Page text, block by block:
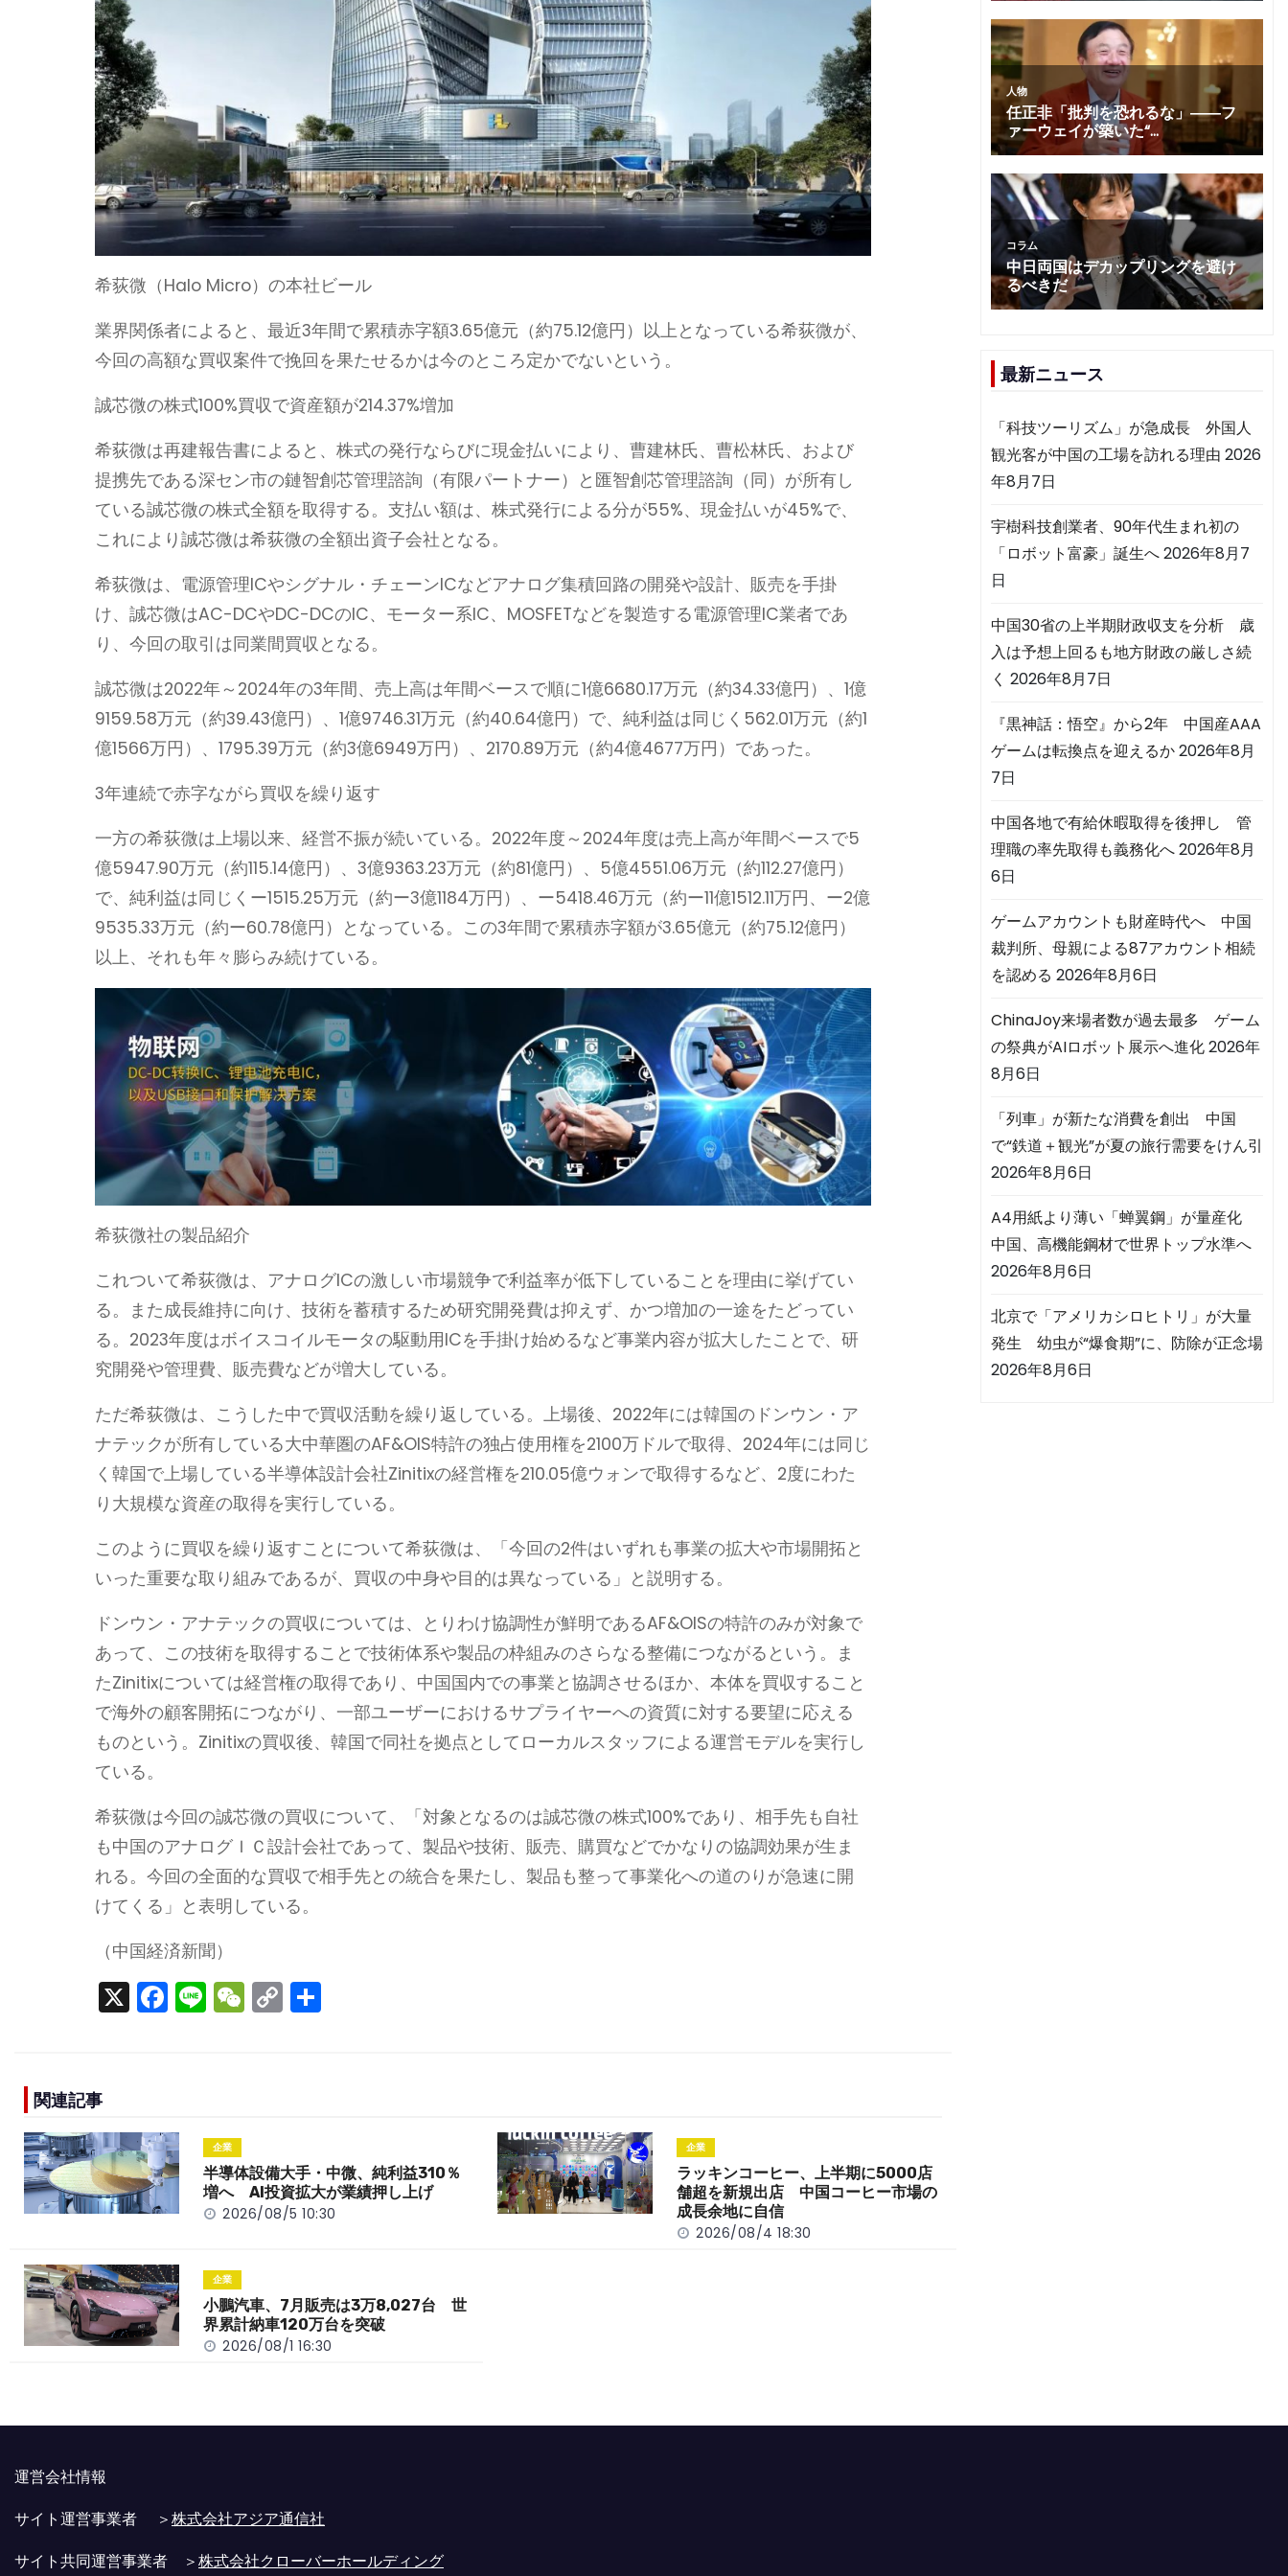
希荻微（Halo Micro）の本社ビール
業界関係者によると、最近3年間で累積赤字額3.65億元（約75.12億円）以上となっている希荻微が、
今回の高額な買収案件で挽回を果たせるかは今のところ定かでないという。
誠芯微の株式100%買収で資産額が214.37%増加
希荻微は再建報告書によると、株式の発行ならびに現金払いにより、曹建林氏、曹松林氏、および
提携先である深セン市の鏈智創芯管理諮詢（有限パートナー）と匯智創芯管理諮詢（同）が所有し
ている誠芯微の株式全額を取得する。支払い額は、株式発行による分が55%、現金払いが45%で、
これにより誠芯微は希荻微の全額出資子会社となる。
希荻微は、電源管理ICやシグナル・チェーンICなどアナログ集積回路の開発や設計、販売を手掛
け、誠芯微はAC-DCやDC-DCのIC、モーター系IC、MOSFETなどを製造する電源管理IC業者であ
り、今回の取引は同業間買収となる。
誠芯微は2022年～2024年の3年間、売上高は年間ベースで順に1億6680.17万元（約34.33億円）、1億
9159.58万元（約39.43億円）、1億9746.31万元（約40.64億円）で、純利益は同じく562.01万元（約1
億1566万円）、1795.39万元（約3億6949万円）、2170.89万元（約4億4677万円）であった。
3年連続で赤字ながら買収を繰り返す
一方の希荻微は上場以来、経営不振が続いている。2022年度～2024年度は売上高が年間ベースで5
億5947.90万元（約115.14億円）、3億9363.23万元（約81億円）、5億4551.06万元（約112.27億円）
で、純利益は同じくー1515.25万元（約ー3億1184万円）、ー5418.46万元（約ー11億1512.11万円、ー2億
9535.33万元（約ー60.78億円）となっている。この3年間で累積赤字額が3.65億元（約75.12億円）
以上、それも年々膨らみ続けている。
希荻微社の製品紹介
これついて希荻微は、アナログICの激しい市場競争で利益率が低下していることを理由に挙げてい
る。また成長維持に向け、技術を蓄積するため研究開発費は抑えず、かつ増加の一途をたどってい
る。2023年度はボイスコイルモータの駆動用ICを手掛け始めるなど事業内容が拡大したことで、研
究開発や管理費、販売費などが増大している。
ただ希荻微は、こうした中で買収活動を繰り返している。上場後、2022年には韓国のドンウン・ア
ナテックが所有している大中華圏のAF&OIS特許の独占使用権を2100万ドルで取得、2024年には同じ
く韓国で上場している半導体設計会社Zinitixの経営権を210.05億ウォンで取得するなど、2度にわた
り大規模な資産の取得を実行している。
このように買収を繰り返すことについて希荻微は、「今回の2件はいずれも事業の拡大や市場開拓と
いった重要な取り組みであるが、買収の中身や目的は異なっている」と説明する。
ドンウン・アナテックの買収については、とりわけ協調性が鮮明であるAF&OISの特許のみが対象で
あって、この技術を取得することで技術体系や製品の枠組みのさらなる整備につながるという。ま
たZinitixについては経営権の取得であり、中国国内での事業と協調させるほか、本体を買収すること
で海外の顧客開拓につながり、一部ユーザーにおけるサプライヤーへの資質に対する要望に応える
ものという。Zinitixの買収後、韓国で同社を拠点としてローカルスタッフによる運営モデルを実行し
ている。
希荻微は今回の誠芯微の買収について、「対象となるのは誠芯微の株式100%であり、相手先も自社
も中国のアナログＩＣ設計会社であって、製品や技術、販売、購買などでかなりの協調効果が生ま
れる。今回の全面的な買収で相手先との統合を果たし、製品も整って事業化への道のりが急速に開
けてくる」と表明している。
（中国経済新聞）
X F
a
o
o
k
Li
n
W
e
C
o
k
関連記事
企業
半導体設備大手・中微、純利益310％
増へ AI投資拡大が業績押し上げ
2026/08/5 10:30
企業
ラッキンコーヒー、上半期に5000店
舗超を新規出店 中国コーヒー市場の
成長余地に自信
2026/08/4 18:30
企業
小鵬汽車、7月販売は3万8,027台 世
界累計納車120万台を突破
2026/08/1 16:30
最新ニュース
「科技ツーリズム」が急成長 外国人
観光客が中国の工場を訪れる理由 2026
年8月7日
宇樹科技創業者、90年代生まれ初の
「ロボット富豪」誕生へ2026年8月7
日
中国30省の上半期財政収支を分析 歳
入は予想上回るも地方財政の厳しさ続
く 2026年8月7日
『黒神話：悟空』から2年 中国産AAA
ゲームは転換点を迎えるか2026年8月
7日
中国各地で有給休暇取得を後押し 管
理職の率先取得も義務化へ2026年8月
6日
ゲームアカウントも財産時代へ 中国
裁判所、母親による87アカウント相続
を認める 2026年8月6日
ChinaJoy来場者数が過去最多 ゲーム
の祭典がAIロボット展示へ進化2026年
8月6日
「列車」が新たな消費を創出 中国
で“鉄道＋観光”が夏の旅行需要をけん引
2026年8月6日
A4用紙より薄い「蝉翼鋼」が量産化
中国、高機能鋼材で世界トップ水準へ
2026年8月6日
北京で「アメリカシロヒトリ」が大量
発生 幼虫が“爆食期”に、防除が正念場
2026年8月6日
運営会社情報
サイト運営事業者 ＞株式会社アジア通信社
サイト共同運営事業者 ＞株式会社クローバーホールディング